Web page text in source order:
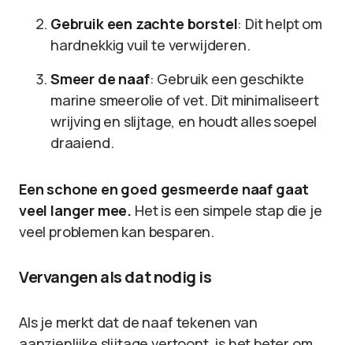
Gebruik een zachte borstel: Dit helpt om
hardnekkig vuil te verwijderen.
Smeer de naaf: Gebruik een geschikte
marine smeerolie of vet. Dit minimaliseert
wrijving en slijtage, en houdt alles soepel
draaiend.
Een schone en goed gesmeerde naaf gaat
veel langer mee. Het is een simpele stap die je
veel problemen kan besparen.
Vervangen als dat nodig is
Als je merkt dat de naaf tekenen van